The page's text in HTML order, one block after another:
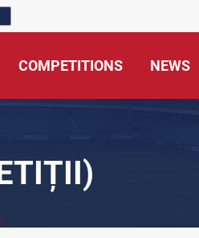
COMPETITIONS NEWS